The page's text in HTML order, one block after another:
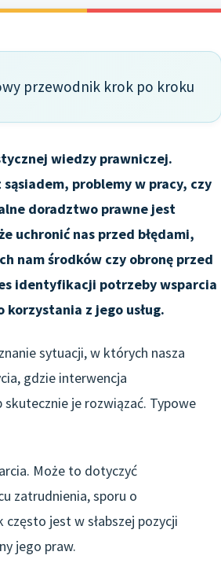
przewodnik krok po kroku
wiedzy prawniczej.
problemy w pracy, czy
doradztwo prawne jest
uchronić nas przed błędami,
nam środków czy obronę przed
identyfikacji potrzeby wsparcia
z jego usług.
sytuacji, w których nasza
gdzie interwencja
je rozwiązać. Typowe
Może to dotyczyć
zatrudnienia, sporu o
jest w słabszej pozycji
jego praw.